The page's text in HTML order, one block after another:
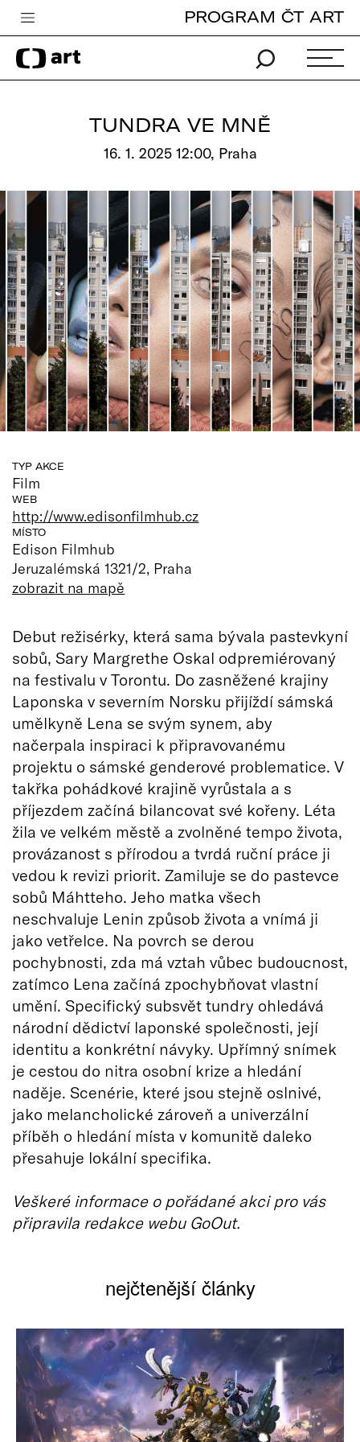
Česká televize
Zpravodajství
Pro děti
edu
Vše o ČT
PROGRAM ČT ART
TUNDRA VE MNĚ
16. 1. 2025 12:00, Praha
TYP AKCE
Film
WEB
http://www.edisonfilmhub.cz
MÍSTO
Edison Filmhub
Jeruzalémská 1321/2, Praha
zobrazit na mapě
Debut režisérky, která sama bývala pastevkyní
sobů, Sary Margrethe Oskal odpremiérovaný
na festivalu v Torontu. Do zasněžené krajiny
Laponska v severním Norsku přijíždí sámská
umělkyně Lena se svým synem, aby
načerpala inspiraci k připravovanému
projektu o sámské genderové problematice. V
takřka pohádkové krajině vyrůstala a s
příjezdem začíná bilancovat své kořeny. Léta
žila ve velkém městě a zvolněné tempo života,
provázanost s přírodou a tvrdá ruční práce ji
vedou k revizi priorit. Zamiluje se do pastevce
sobů Máhtteho. Jeho matka všech
neschvaluje Lenin způsob života a vnímá ji
jako vetřelce. Na povrch se derou
pochybnosti, zda má vztah vůbec budoucnost,
zatímco Lena začíná zpochybňovat vlastní
umění. Specifický subsvět tundry ohledává
národní dědictví laponské společnosti, její
identitu a konkrétní návyky. Upřímný snímek
je cestou do nitra osobní krize a hledání
naděje. Scenérie, které jsou stejně oslnivé,
jako melancholické zároveň a univerzální
příběh o hledání místa v komunitě daleko
přesahuje lokální specifika.
Veškeré informace o pořádané akci pro vás
připravila redakce webu GoOut.
nejčtenější články